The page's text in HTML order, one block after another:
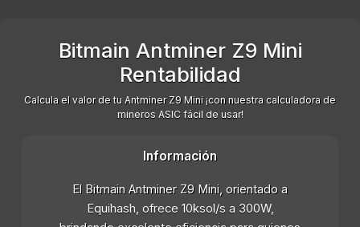
Bitmain Antminer Z9 Mini
Rentabilidad
Calcula el valor de tu Antminer Z9 Mini ¡con nuestra calculadora de
mineros ASIC fácil de usar!
Información
El Bitmain Antminer Z9 Mini, orientado a
Equihash, ofrece 10ksol/s a 300W,